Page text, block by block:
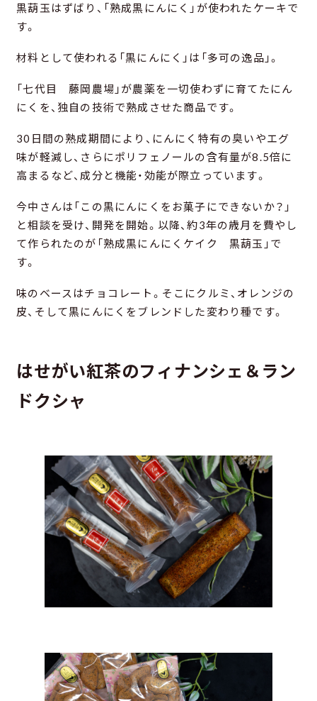
黒葫玉はずばり、「熟成黒にんにく」が使われたケーキで
す。
材料として使われる「黒にんにく」は「多可の逸品」。
「七代目 藤岡農場」が農薬を一切使わずに育てたにん
にくを、独自の技術で熟成させた商品です。
30日間の熟成期間により、にんにく特有の臭いやエグ
味が軽減し、さらにポリフェノールの含有量が8.5倍に
高まるなど、成分と機能・効能が際立っています。
今中さんは「この黒にんにくをお菓子にできないか？」
と相談を受け、開発を開始。以降、約3年の歳月を費やし
て作られたのが「熟成黒にんにくケイク 黒葫玉」で
す。
味のベースはチョコレート。そこにクルミ、オレンジの
皮、そして黒にんにくをブレンドした変わり種です。
はせがい紅茶のフィナンシェ＆ラン
ドクシャ